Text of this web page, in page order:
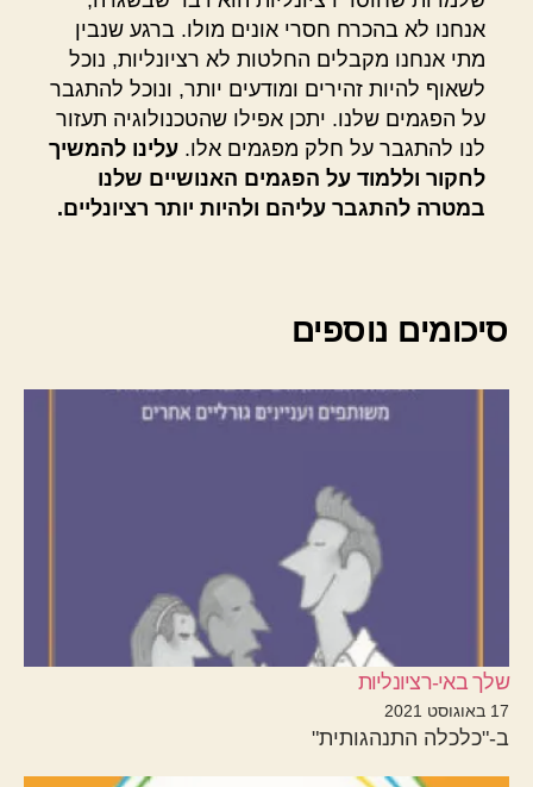
אנחנו לא בהכרח חסרי אונים מולו. ברגע שנבין
מתי אנחנו מקבלים החלטות לא רציונליות, נוכל
לשאוף להיות זהירים ומודעים יותר, ונוכל להתגבר
על הפגמים שלנו. יתכן אפילו שהטכנולוגיה תעזור
לנו להתגבר על חלק מפגמים אלו. עלינו להמשיך
לחקור וללמוד על הפגמים האנושיים שלנו
במטרה להתגבר עליהם ולהיות יותר רציונליים.
סיכומים נוספים
שלך באי-רציונליות
17 באוגוסט 2021
ב-"כלכלה התנהגותית"